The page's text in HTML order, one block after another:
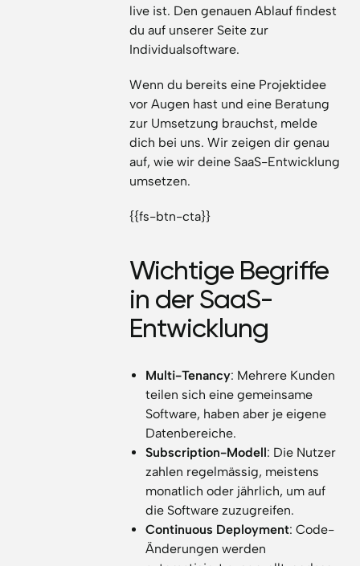
live ist. Den genauen Ablauf findest
du auf unserer Seite zur
Individualsoftware.
Wenn du bereits eine Projektidee
vor Augen hast und eine Beratung
zur Umsetzung brauchst, melde
dich bei uns. Wir zeigen dir genau
auf, wie wir deine SaaS-Entwicklung
umsetzen.
{{fs-btn-cta}}
Wichtige Begriffe
in der SaaS-
Entwicklung
Multi-Tenancy: Mehrere Kunden
teilen sich eine gemeinsame
Software, haben aber je eigene
Datenbereiche.
Subscription-Modell: Die Nutzer
zahlen regelmässig, meistens
monatlich oder jährlich, um auf
die Software zuzugreifen.
Continuous Deployment: Code-
Änderungen werden